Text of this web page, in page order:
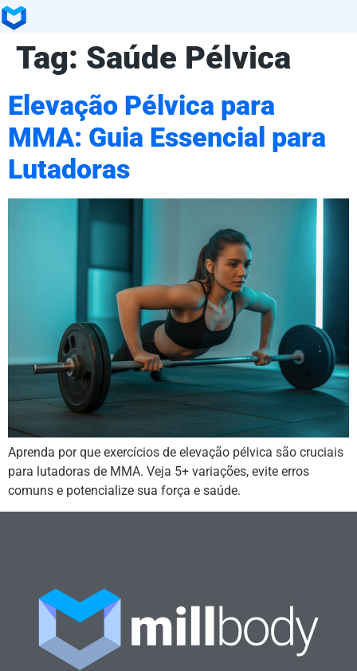
Tag: Saúde Pélvica
Elevação Pélvica para
MMA: Guia Essencial para
Lutadoras
Aprenda por que exercícios de elevação pélvica são cruciais
para lutadoras de MMA. Veja 5+ variações, evite erros
comuns e potencialize sua força e saúde.